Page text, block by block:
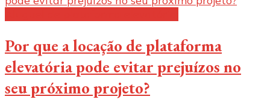
Por que a locação de plataforma
elevatória pode evitar prejuízos no
seu próximo projeto?